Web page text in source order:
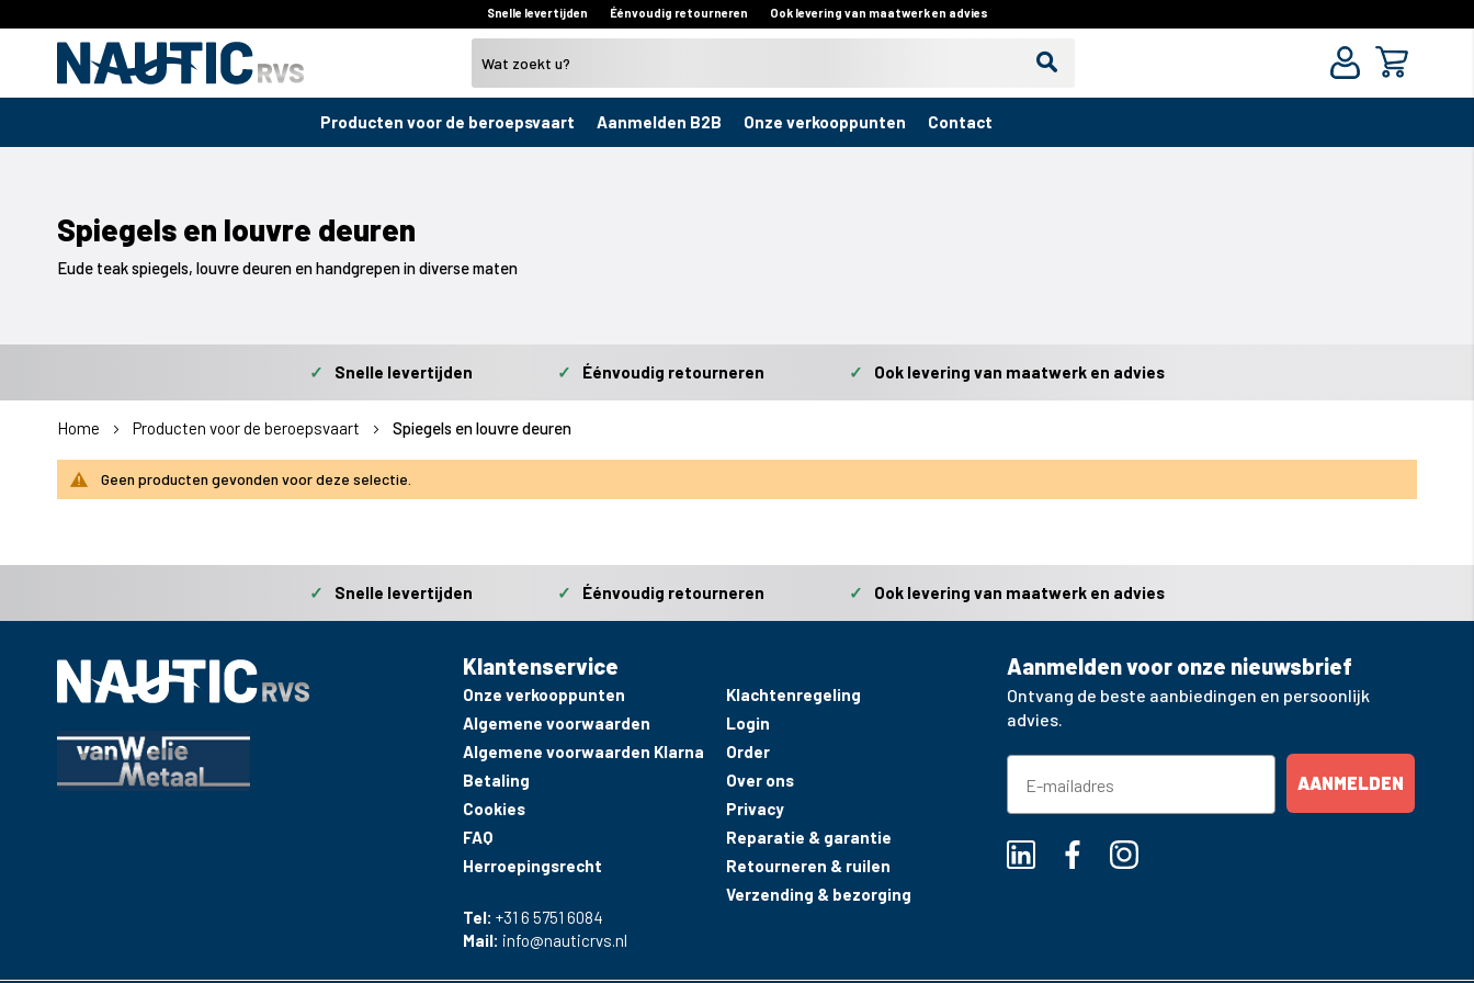
Snelle levertijden Éénvoudig retourneren Ook levering van maatwerk en advies
Producten voor de beroepsvaart Aanmelden B2B Onze verkooppunten Contact
Spiegels en louvre deuren
Eude teak spiegels, louvre deuren en handgrepen in diverse maten
✓ Snelle levertijden ✓ Éénvoudig retourneren ✓ Ook levering van maatwerk en advies
Home Producten voor de beroepsvaart Spiegels en louvre deuren
Geen producten gevonden voor deze selectie.
✓ Snelle levertijden ✓ Éénvoudig retourneren ✓ Ook levering van maatwerk en advies
Klantenservice
Onze verkooppunten
Algemene voorwaarden
Algemene voorwaarden Klarna
Betaling
Cookies
FAQ
Herroepingsrecht
Tel: +31 6 5751 6084
Mail: info@nauticrvs.nl
Klachtenregeling
Login
Order
Over ons
Privacy
Reparatie & garantie
Retourneren & ruilen
Verzending & bezorging
Aanmelden voor onze nieuwsbrief
Ontvang de beste aanbiedingen en persoonlijk
advies.
AANMELDEN